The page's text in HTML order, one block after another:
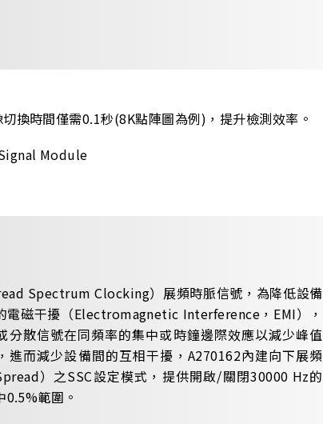
換時間僅需0.1秒(8K點陣圖為例)，提升檢測效率。
Spectrum Clocking）展頻時脈信號，為降低設備
電磁干擾（Electromagnetic Interference，EMI），
分散信號在同頻率的集中或時鐘邊際效應以減少峰值
進而減少設備間的互相干擾，A270162內建向下展頻
）之SSC設定模式，提供開啟/關閉30000 Hz的
0.5%範圍。